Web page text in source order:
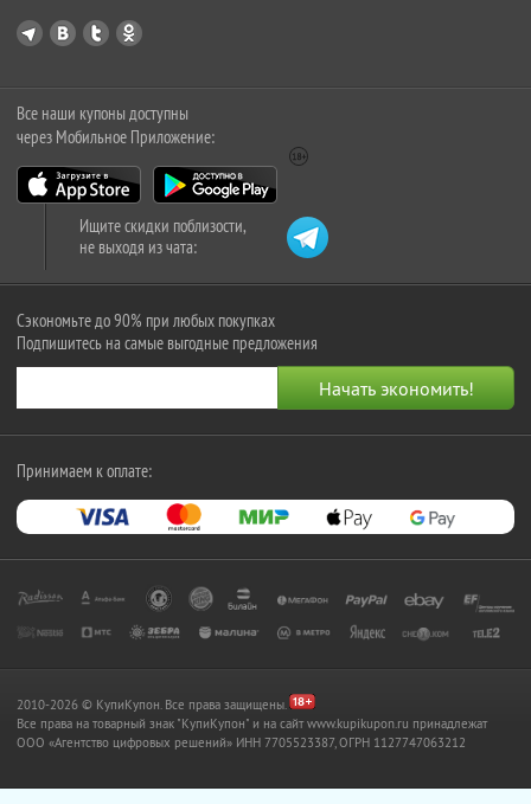
Все наши купоны доступны
через Мобильное Приложение:
Ищите скидки поблизости,
не выходя из чата:
Сэкономьте до 90% при любых покупках
Подпишитесь на самые выгодные предложения
Принимаем к оплате:
2010-2026 © КупиКупон. Все права защищены.
Все права на товарный знак "КупиКупон" и на сайт www.kupikupon.ru принадлежат
OOO «Агентство цифровых решений» ИНН 7705523387, ОГРН 1127747063212